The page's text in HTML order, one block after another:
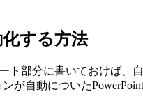
する方法
ト部分に書いておけば
が自動についた